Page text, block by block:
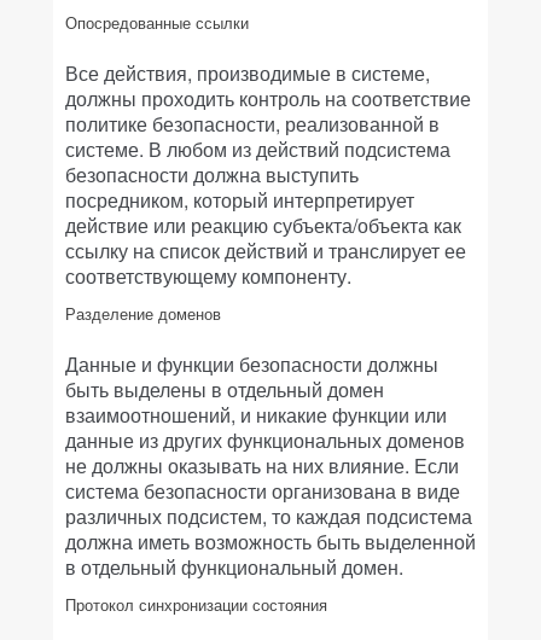
Опосредованные ссылки
Все действия, производимые в системе,
должны проходить контроль на соответствие
политике безопасности, реализованной в
системе. В любом из действий подсистема
безопасности должна выступить
посредником, который интерпретирует
действие или реакцию субъекта/объекта как
ссылку на список действий и транслирует ее
соответствующему компоненту.
Разделение доменов
Данные и функции безопасности должны
быть выделены в отдельный домен
взаимоотношений, и никакие функции или
данные из других функциональных доменов
не должны оказывать на них влияние. Если
система безопасности организована в виде
различных подсистем, то каждая подсистема
должна иметь возможность быть выделенной
в отдельный функциональный домен.
Протокол синхронизации состояния